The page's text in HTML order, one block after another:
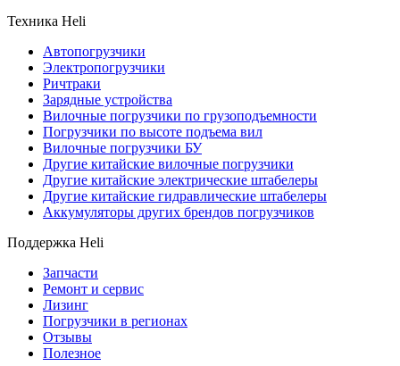
Техника Heli
Автопогрузчики
Электропогрузчики
Ричтраки
Зарядные устройства
Вилочные погрузчики по грузоподъемности
Погрузчики по высоте подъема вил
Вилочные погрузчики БУ
Другие китайские вилочные погрузчики
Другие китайские электрические штабелеры
Другие китайские гидравлические штабелеры
Аккумуляторы других брендов погрузчиков
Поддержка Heli
Запчасти
Ремонт и сервис
Лизинг
Погрузчики в регионах
Отзывы
Полезное